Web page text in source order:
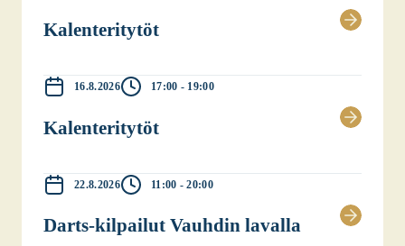
Kalen­te­ri­ty­töt
16.8.2026 17:00 - 19:00
Kalen­te­ri­ty­töt
22.8.2026 11:00 - 20:00
Darts-kil­pai­lut Vauh­din laval­la